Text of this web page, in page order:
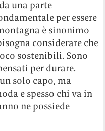
una parte
per essere
è sinonimo
considerare che
sostenibili. Sono
per durare.
solo capo, ma
e spesso chi va in
ne possiede